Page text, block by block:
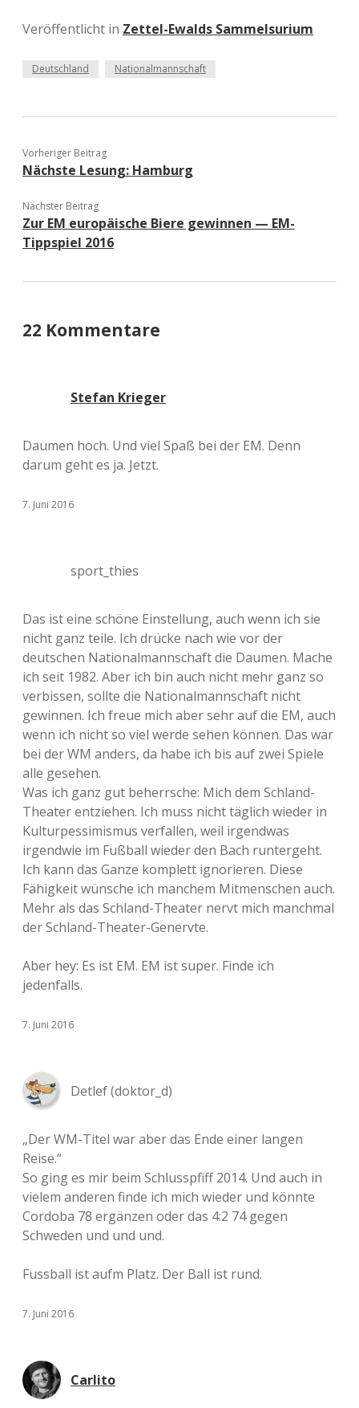
Veröffentlicht in Zettel-Ewalds Sammelsurium
Deutschland Nationalmannschaft
Vorheriger Beitrag
Nächste Lesung: Hamburg
Nächster Beitrag
Zur EM europäische Biere gewinnen — EM-
Tippspiel 2016
22 Kommentare
Stefan Krieger
Daumen hoch. Und viel Spaß bei der EM. Denn
darum geht es ja. Jetzt.
7. Juni 2016
sport_thies
Das ist eine schöne Einstellung, auch wenn ich sie
nicht ganz teile. Ich drücke nach wie vor der
deutschen Nationalmannschaft die Daumen. Mache
ich seit 1982. Aber ich bin auch nicht mehr ganz so
verbissen, sollte die Nationalmannschaft nicht
gewinnen. Ich freue mich aber sehr auf die EM, auch
wenn ich nicht so viel werde sehen können. Das war
bei der WM anders, da habe ich bis auf zwei Spiele
alle gesehen.
Was ich ganz gut beherrsche: Mich dem Schland-
Theater entziehen. Ich muss nicht täglich wieder in
Kulturpessimismus verfallen, weil irgendwas
irgendwie im Fußball wieder den Bach runtergeht.
Ich kann das Ganze komplett ignorieren. Diese
Fähigkeit wünsche ich manchem Mitmenschen auch.
Mehr als das Schland-Theater nervt mich manchmal
der Schland-Theater-Genervte.
Aber hey: Es ist EM. EM ist super. Finde ich
jedenfalls.
7. Juni 2016
Detlef (doktor_d)
„Der WM-Titel war aber das Ende einer langen
Reise.“
So ging es mir beim Schlusspfiff 2014. Und auch in
vielem anderen finde ich mich wieder und könnte
Cordoba 78 ergänzen oder das 4:2 74 gegen
Schweden und und und.
Fussball ist aufm Platz. Der Ball ist rund.
7. Juni 2016
Carlito